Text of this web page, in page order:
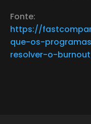
Fonte:
https://
que-os-
resolver-o-